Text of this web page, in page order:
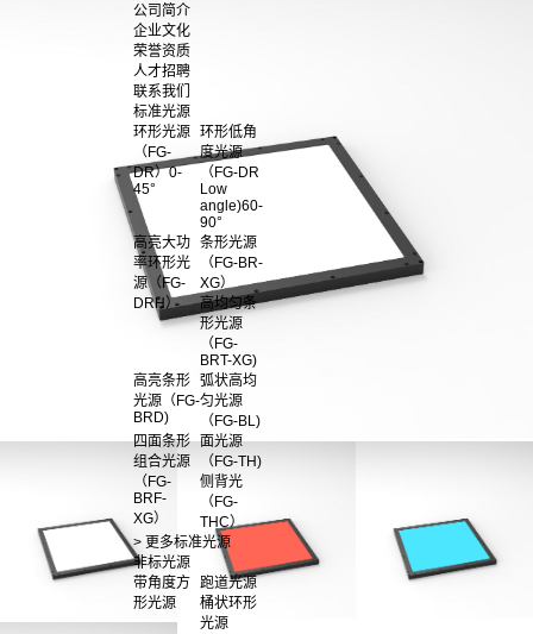
公司简介
企业文化
荣誉资质
人才招聘
联系我们
标准光源
环形光源
（FG-
DR）0-
45°
环形低角
度光源
（FG-DR
Low
angle)60-
90°
高亮大功
率环形光
源（FG-
DRH）
条形光源
（FG-BR-
XG）
高均匀条
形光源
（FG-
BRT-XG)
高亮条形
光源（FG-
BRD)
弧状高均
匀光源
（FG-BL)
四面条形
组合光源
（FG-
BRF-
XG）
面光源
（FG-TH)
侧背光
（FG-
THC）
> 更多标准光源
非标光源
带角度方
形光源
跑道光源
桶状环形
光源